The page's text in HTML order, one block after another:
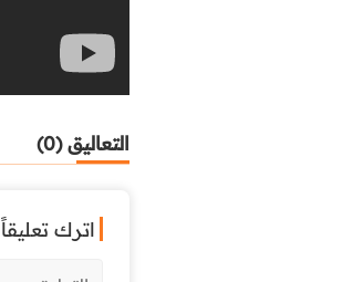
التعاليق (0)
اترك تعليقاً